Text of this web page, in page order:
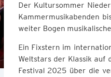
Der Kultursommer
Kammermusikabenden
weiter Bogen
Ein Fixstern im
Weltstars der Klassik auf
Festival 2025 über die